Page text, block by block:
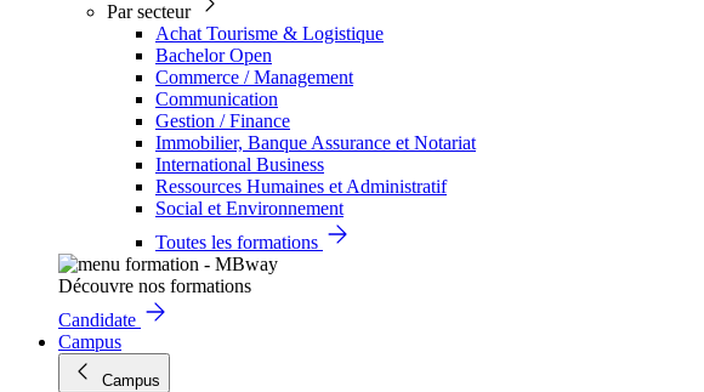
Par secteur
Achat Tourisme & Logistique
Bachelor Open
Commerce / Management
Communication
Gestion / Finance
Immobilier, Banque Assurance et Notariat
International Business
Ressources Humaines et Administratif
Social et Environnement
Toutes les formations
Découvre nos formations
Candidate
Campus
Campus